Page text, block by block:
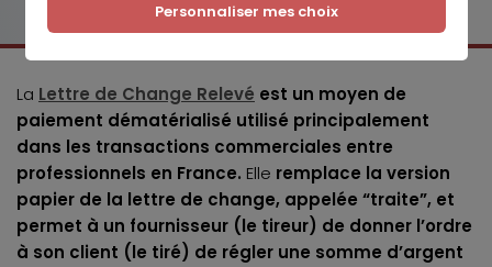
La Lettre de Change Relevé est un moyen de
paiement dématérialisé utilisé principalement
dans les transactions commerciales entre
professionnels en France. Elle remplace la version
papier de la lettre de change, appelée “traite”, et
permet à un fournisseur (le tireur) de donner l’ordre
à son client (le tiré) de régler une somme d’argent
Personnaliser mes choix